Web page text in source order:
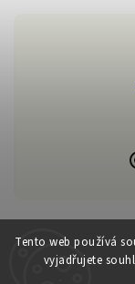
Tento web používá
vyjadřujeteCopyright